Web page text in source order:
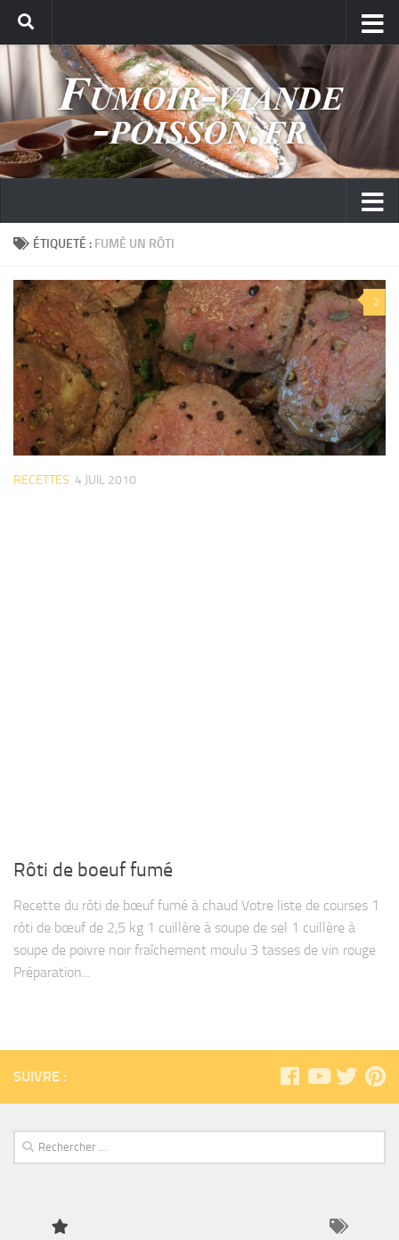
ÉTIQUETÉ : FUMÉ UN RÔTI
2
RECETTES 4 JUIL 2010
Rôti de boeuf fumé
Recette du rôti de bœuf fumé à chaud Votre liste de courses 1
rôti de bœuf de 2,5 kg 1 cuillère à soupe de sel 1 cuillère à
soupe de poivre noir fraîchement moulu 3 tasses de vin rouge
Préparation...
SUIVRE :